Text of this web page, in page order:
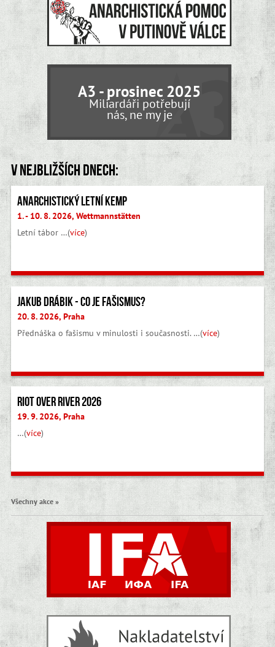
A3 - prosinec 2025
Miliardáři potřebují
nás, ne my je
V nejbližších dnech:
Anarchistický letní kemp
1. - 10. 8. 2026, Wettmannstätten
Letní tábor …(více)
Jakub Drábik - Co je fašismus?
20. 8. 2026, Praha
Přednáška o fašismu v minulosti i současnosti. …(více)
Riot Over River 2026
19. 9. 2026, Praha
…(více)
Všechny akce »